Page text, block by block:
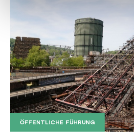
ÖFFENTLICHE FÜHRUNG
Der Erzschrägaufzug der
Copyright: Weltkulturerbe